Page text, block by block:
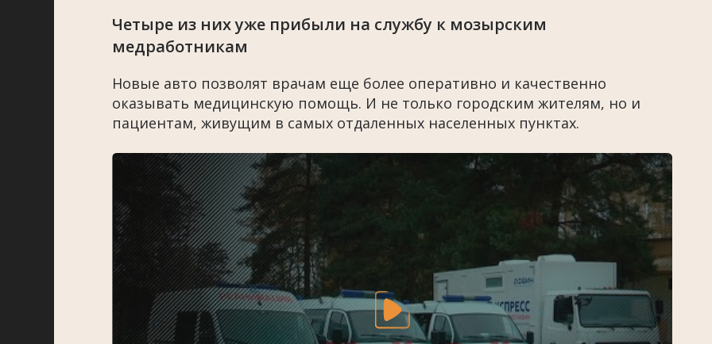
Четыре из них уже прибыли на службу к мозырским
медработникам
Новые авто позволят врачам еще более оперативно и качественно
оказывать медицинскую помощь. И не только городским жителям, но и
пациентам, живущим в самых отдаленных населенных пунктах.